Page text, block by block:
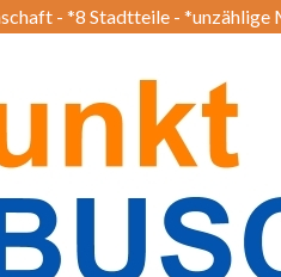
- *8 Stadtteile -